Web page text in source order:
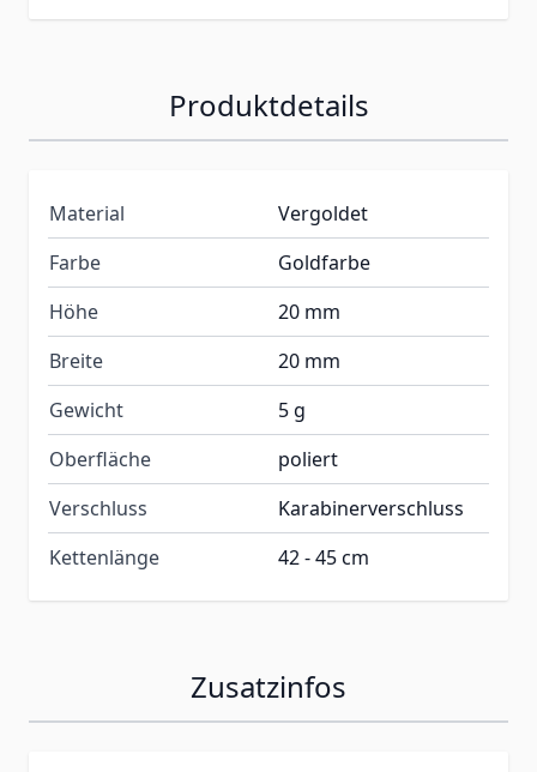
Produktdetails
Material
Vergoldet
Farbe
Goldfarbe
Höhe
20 mm
Breite
20 mm
Gewicht
5 g
Oberfläche
poliert
Verschluss
Karabinerverschluss
Kettenlänge
42 - 45 cm
Zusatzinfos